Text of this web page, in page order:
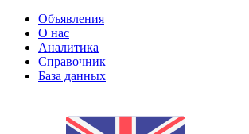
Объявления
О нас
Аналитика
Справочник
База данных